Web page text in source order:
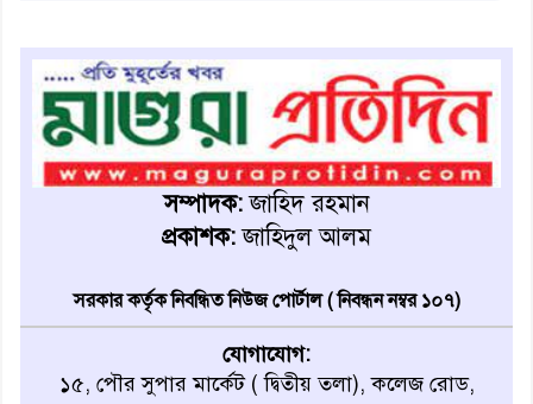
বাবার হাতে বিক্রি টুকটুকি পুলিশের
সহযোগিতায় ফিরলো মায়ের
কোলে
শ্রীপুরে শ্লীলতাহানির অভিযোগে
বিক্ষোভ-সিসি ক্যামেরা ফুটেজ
যাচাইয়ের দাবি অভিযুক্ত শিক্ষকের
মাগুরার কথিত মাদক সম্রাট
আমিরুল গ্রেফতার
মাগুরায় আর্জেন্টিনা ফুটবল
সম্পাদক:জাহিদ রহমান
প্রকাশক:জাহিদুল আলম
সরকার কর্তৃক নিবন্ধিত নিউজ পোর্টাল ( নিবন্ধন নম্বর ১০৭)
যোগাযোগ:
১৫, পৌর সুপার মার্কেট ( দ্বিতীয় তলা), কলেজ রোড,